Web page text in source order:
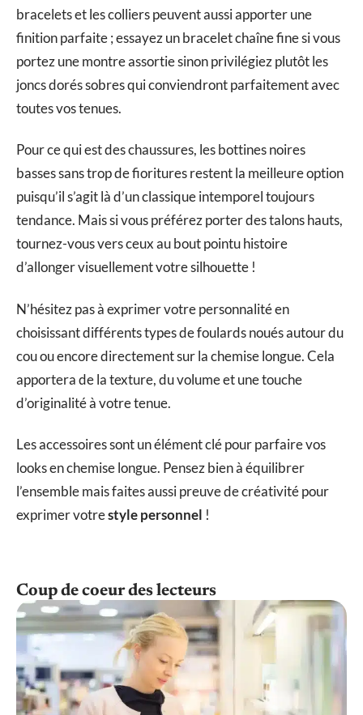
bracelets et les colliers peuvent aussi apporter une
finition parfaite ; essayez un bracelet chaîne fine si vous
portez une montre assortie sinon privilégiez plutôt les
joncs dorés sobres qui conviendront parfaitement avec
toutes vos tenues.
Pour ce qui est des chaussures, les bottines noires
basses sans trop de fioritures restent la meilleure option
puisqu’il s’agit là d’un classique intemporel toujours
tendance. Mais si vous préférez porter des talons hauts,
tournez-vous vers ceux au bout pointu histoire
d’allonger visuellement votre silhouette !
N’hésitez pas à exprimer votre personnalité en
choisissant différents types de foulards noués autour du
cou ou encore directement sur la chemise longue. Cela
apportera de la texture, du volume et une touche
d’originalité à votre tenue.
Les accessoires sont un élément clé pour parfaire vos
looks en chemise longue. Pensez bien à équilibrer
l’ensemble mais faites aussi preuve de créativité pour
exprimer votrestyle personnel !
Coup de coeur des lecteurs